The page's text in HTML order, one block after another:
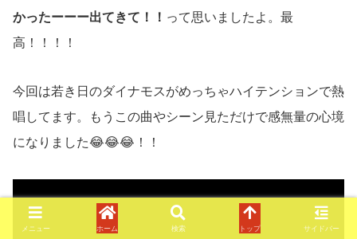
かったーーー出てきて！！ って思いましたよ。最
高！！！！
今回は若き日のダイナモスがめっちゃハイテンションで熱
唱してます。もうこの曲やシーン見ただけで感無量の心境
になりました😂😂😂！！
メニュー ホーム 検索 トップ サイドバー